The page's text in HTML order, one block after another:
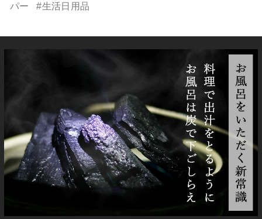
パー
#生活日用品